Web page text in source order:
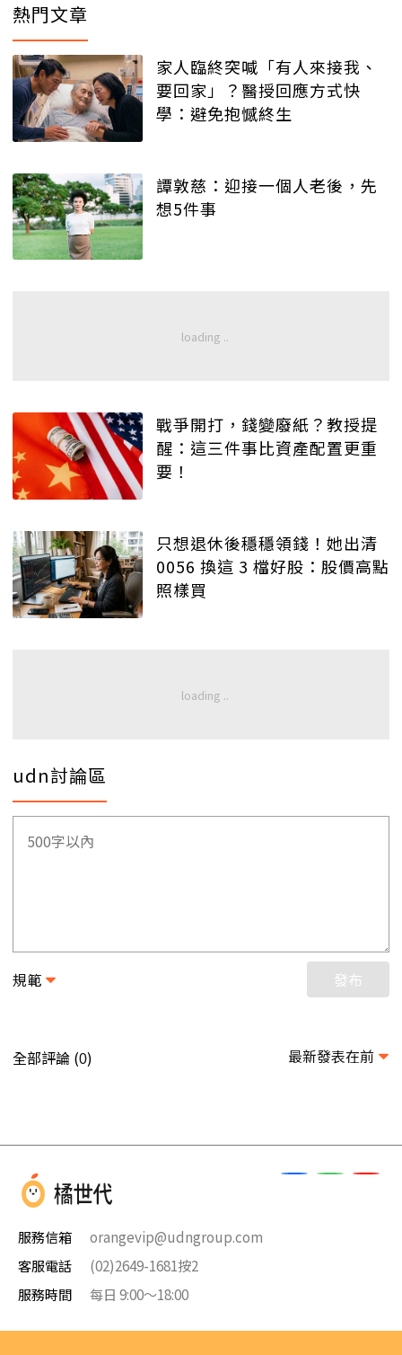
熱門文章
家人臨終突喊「有人來接我、
要回家」？醫授回應方式快
學：避免抱憾終生
譚敦慈：迎接一個人老後，先
想5件事
戰爭開打，錢變廢紙？教授提
醒：這三件事比資產配置更重
要！
只想退休後穩穩領錢！她出清
0056 換這 3 檔好股：股價高點
照樣買
udn討論區
規範 發布
全部評論 (0) 最新發表在前
服務信箱
orangevip@udngroup.com
客服電話
(02)2649-1681按2
服務時間
每日 9:00～18:00